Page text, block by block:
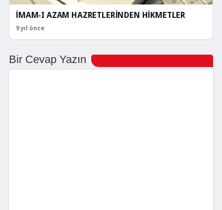
İMAM-I AZAM HAZRETLERİNDEN HİKMETLER
9 yıl önce
Bir Cevap Yazın